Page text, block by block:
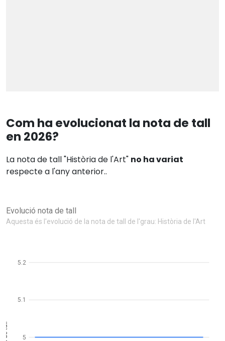
Com ha evolucionat la nota de tall
en 2026?
La nota de tall "Història de l'Art" no ha variat
respecte a l'any anterior..
Evolució nota de tall
Aquesta és l'evolució de la nota de tall de l'grau: Història de l'Art
5
5.1
5.2